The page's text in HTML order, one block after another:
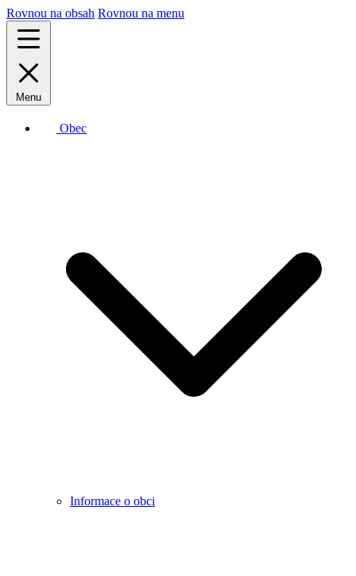
Rovnou na obsah Rovnou na menu
Menu
Obec
Informace o obci